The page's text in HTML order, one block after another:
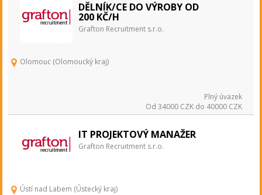
DĚLNÍK/CE DO VÝROBY OD
200 KČ/H
Grafton Recruitment s.r.o.
Olomouc (Olomoucký kraj)
Plný úvazek
Od 34000 CZK do 40000 CZK
IT PROJEKTOVÝ MANAŽER
Grafton Recruitment s.r.o.
Ústí nad Labem (Ústecký kraj)